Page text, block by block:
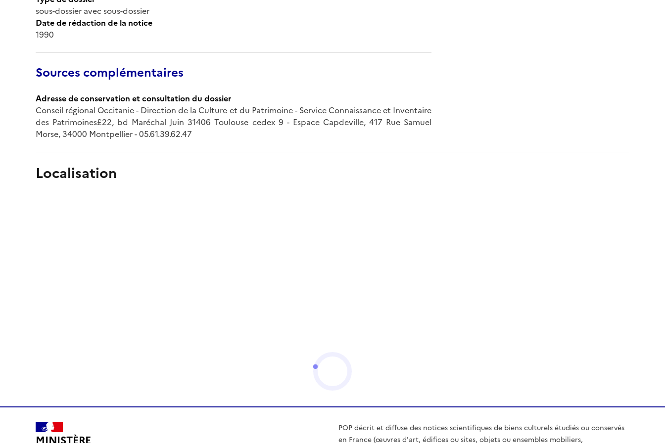
sous-dossier avec sous-dossier
Date de rédaction de la notice
1990
Sources complémentaires
Adresse de conservation et consultation du dossier
Conseil régional Occitanie - Direction de la Culture et du Patrimoine - Service Connaissance et Inventaire
des Patrimoines£22, bd Maréchal Juin 31406 Toulouse cedex 9 - Espace Capdeville, 417 Rue Samuel
Morse, 34000 Montpellier - 05.61.39.62.47
Localisation
POP décrit et diffuse des notices scientifiques de biens culturels étudiés ou conservés
en France (œuvres d'art, édifices ou sites, objets ou ensembles mobiliers,